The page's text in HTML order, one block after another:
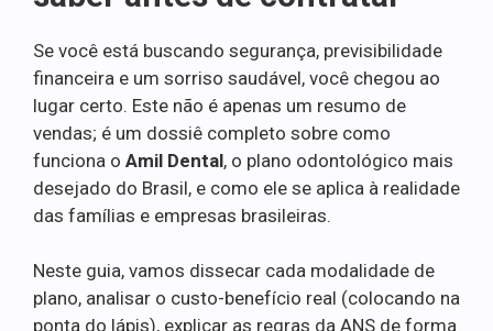
Se você está buscando segurança, previsibilidade
financeira e um sorriso saudável, você chegou ao
lugar certo. Este não é apenas um resumo de
vendas; é um dossiê completo sobre como
funciona o Amil Dental, o plano odontológico mais
desejado do Brasil, e como ele se aplica à realidade
das famílias e empresas brasileiras.
Neste guia, vamos dissecar cada modalidade de
plano, analisar o custo-benefício real (colocando na
ponta do lápis), explicar as regras da ANS de forma